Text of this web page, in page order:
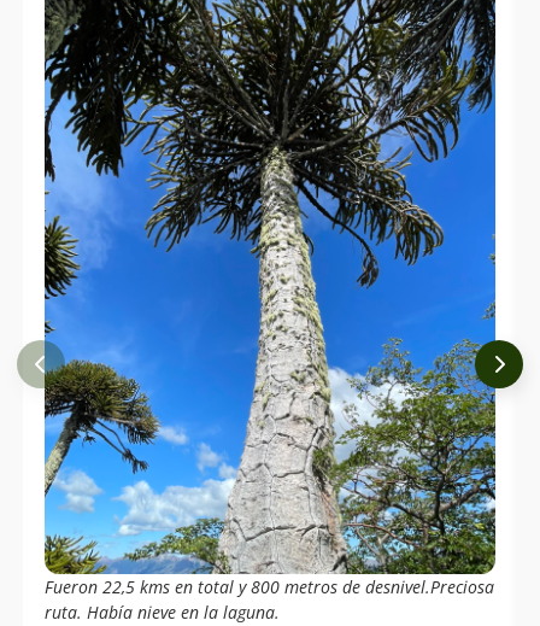
Fueron 22,5 kms en total y 800 metros de desnivel.Preciosa
ruta. Había nieve en la laguna.